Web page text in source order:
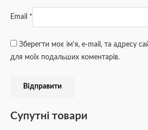
Email *
Зберегти моє ім'я, e-mail, та адресу
для моїх подальших коментарів.
Супутні товари